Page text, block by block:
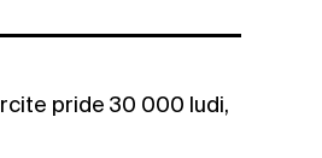
pride 30 000 ludi,